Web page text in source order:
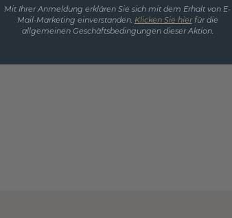
Mit Ihrer Anmeldung erklären Sie sich mit dem Erhalt von E-
Mail-Marketing einverstanden. Klicken Sie hierfür die
allgemeinen Geschäftsbedingungen dieser Aktion.